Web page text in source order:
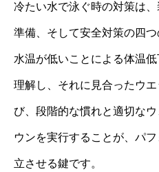
冷たい水で泳ぐ時の対策は
準備、そして安全対策の四つ
水温が低いことによる体温
理解し、それに見合ったウ
び、段階的な慣れと適切な
ウンを実行することが、パ
立させる鍵です。